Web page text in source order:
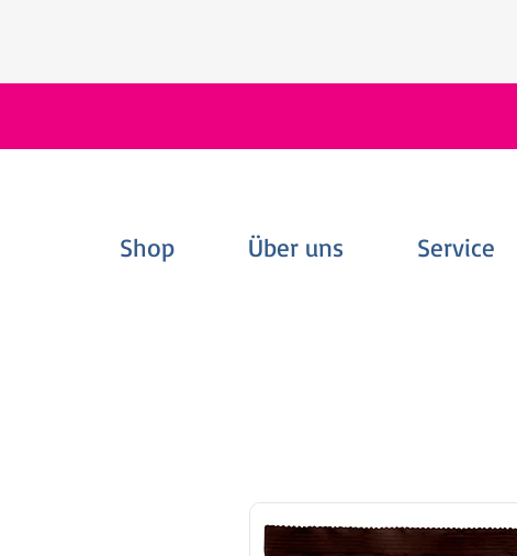
Shop Über uns Service